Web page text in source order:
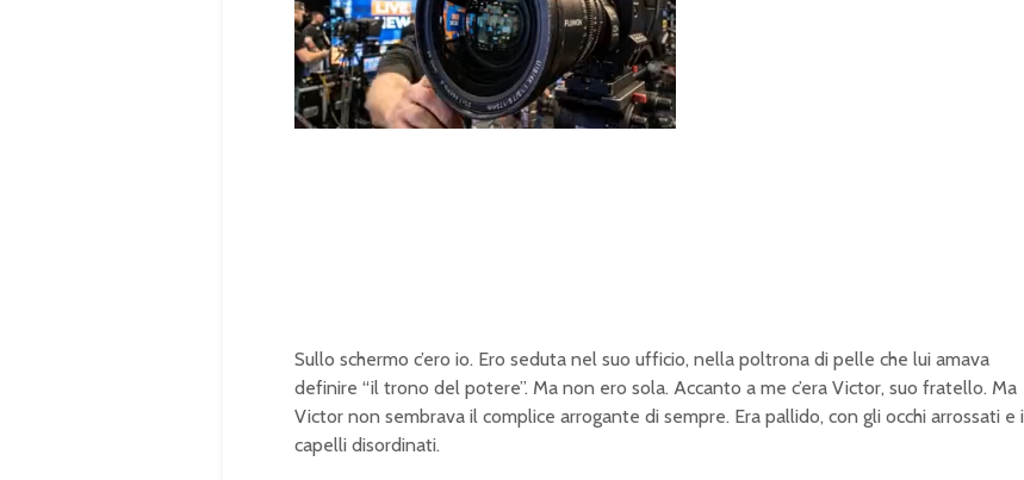
U
n
m
L
o
Sullo schermo c’ero io. Ero seduta nel suo ufficio, nella poltrona di pelle che lui amava
definire “il trono del potere”. Ma non ero sola. Accanto a me c’era Victor, suo fratello. Ma
Victor non sembrava il complice arrogante di sempre. Era pallido, con gli occhi arrossati e i
capelli disordinati.